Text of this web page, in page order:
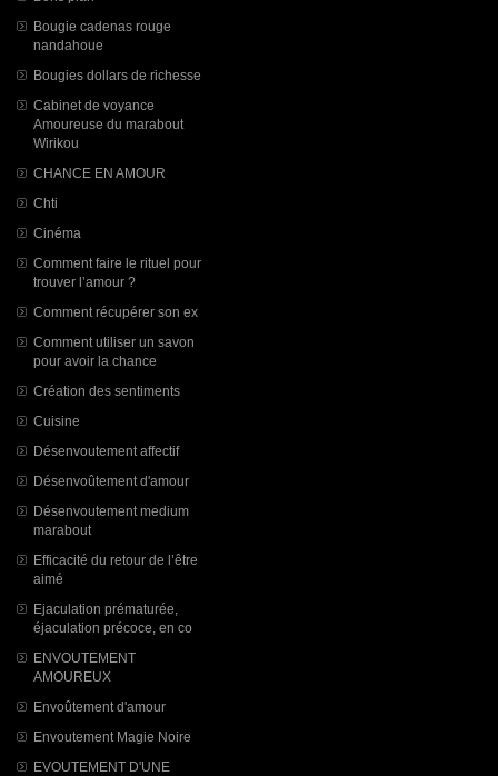
Bougie cadenas rouge
nandahoue
Bougies dollars de richesse
Cabinet de voyance
Amoureuse du marabout
Wirikou
CHANCE EN AMOUR
Chti
Cinéma
Comment faire le rituel pour
trouver l’amour ?
Comment récupérer son ex
Comment utiliser un savon
pour avoir la chance
Création des sentiments
Cuisine
Désenvoutement affectif
Désenvoûtement d'amour
Désenvoutement medium
marabout
Efficacité du retour de l’être
aimé
Ejaculation prématurée,
éjaculation précoce, en co
ENVOUTEMENT
AMOUREUX
Envoûtement d'amour
Envoutement Magie Noire
EVOUTEMENT D'UNE